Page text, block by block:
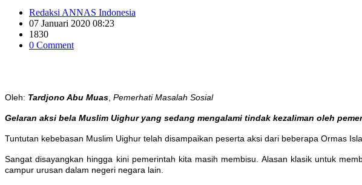
Redaksi ANNAS Indonesia
07 Januari 2020 08:23
1830
0 Comment
Oleh: Tardjono Abu Muas, Pemerhati Masalah Sosial
Gelaran aksi bela Muslim Uighur yang sedang mengalami tindak kezaliman oleh
Tuntutan kebebasan Muslim Uighur telah disampaikan peserta aksi dari beberapa Ormas
Sangat disayangkan hingga kini pemerintah kita masih membisu. Alasan klasik untuk
campur urusan dalam negeri negara lain.